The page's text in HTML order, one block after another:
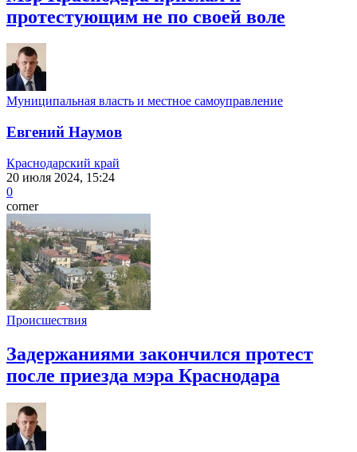
протестующим не по своей воле
Муниципальная власть и местное самоуправление
Евгений Наумов
Краснодарский край
20 июля 2024, 15:24
0
corner
Происшествия
Задержаниями закончился протест
после приезда мэра Краснодара